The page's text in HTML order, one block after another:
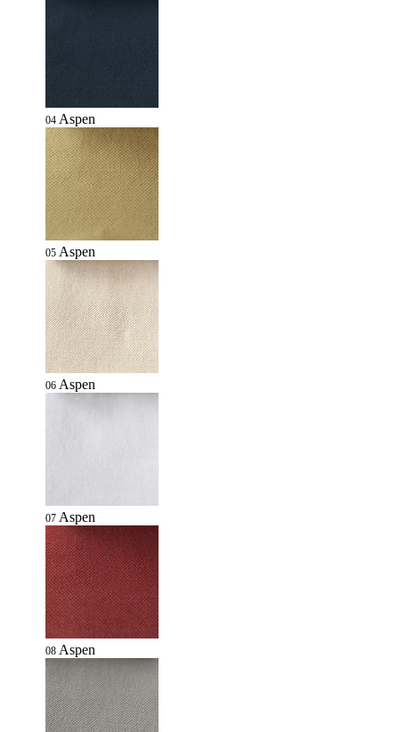
04 Aspen
05 Aspen
06 Aspen
07 Aspen
08 Aspen